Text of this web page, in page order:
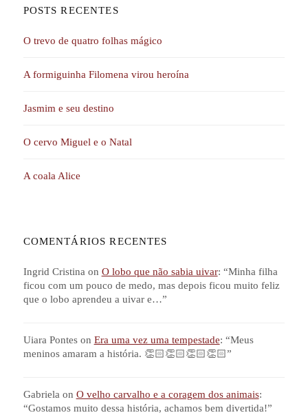
POSTS RECENTES
O trevo de quatro folhas mágico
A formiguinha Filomena virou heroína
Jasmim e seu destino
O cervo Miguel e o Natal
A coala Alice
COMENTÁRIOS RECENTES
Ingrid Cristina on O lobo que não sabia uivar: “Minha filha
ficou com um pouco de medo, mas depois ficou muito feliz
que o lobo aprendeu a uivar e…”
Uiara Ponteson Era uma vez uma tempestade: “Meus
meninos amaram a história. 👏🏻👏🏻👏🏻👏🏻”
Gabrielaon O velho carvalho e a coragem dos animais:
“Gostamos muito dessa história, achamos bem divertida!”